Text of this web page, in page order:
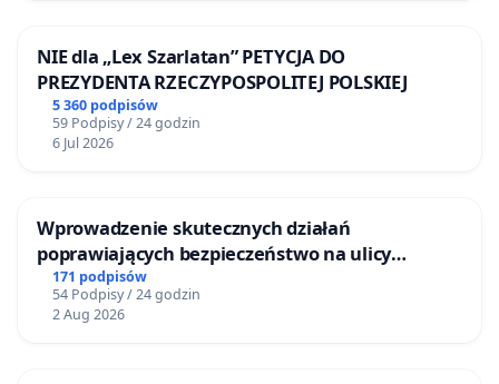
NIE dla „Lex Szarlatan” PETYCJA DO
PREZYDENTA RZECZYPOSPOLITEJ POLSKIEJ
5 360 podpisów
59 Podpisy / 24 godzin
6 Jul 2026
Wprowadzenie skutecznych działań
poprawiających bezpieczeństwo na ulicy
Żeromskiego w Otwocku
171 podpisów
54 Podpisy / 24 godzin
2 Aug 2026